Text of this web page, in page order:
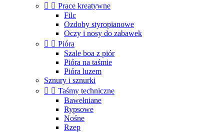
  Prace kreatywne
Filc
Ozdoby styropianowe
Oczy i nosy do zabawek
  Pióra
Szale boa z piór
Pióra na taśmie
Pióra luzem
Sznury i sznurki
  Taśmy techniczne
Bawełniane
Rypsowe
Nośne
Rzep